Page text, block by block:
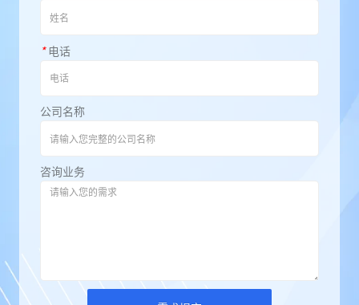
*电话
公司名称
咨询业务